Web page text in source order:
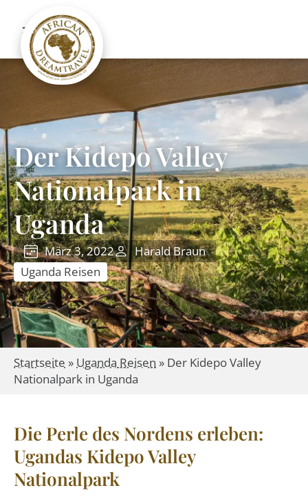
Der Kidepo Valley
Nationalpark in
Uganda
März 3, 2022
Harald Braun
Uganda Reisen
Startseite » Uganda Reisen » Der Kidepo Valley
Nationalpark in Uganda
Die Perle des Nordens erleben:
Ugandas Kidepo Valley
Nationalpark